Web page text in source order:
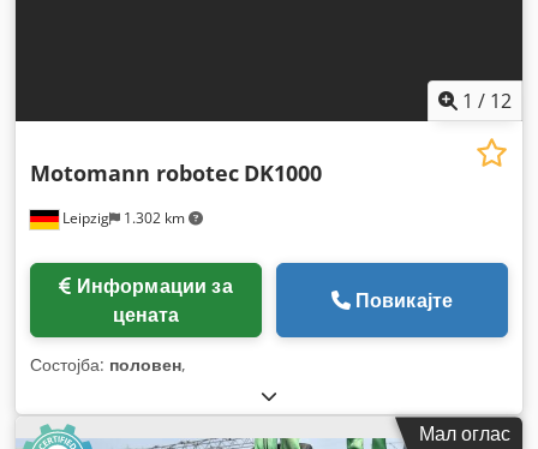
1 / 12
Leipzig 1.302 km
Motomann robotec DK1000
цената
Повикајте
Состојба: половен,
Мал оглас